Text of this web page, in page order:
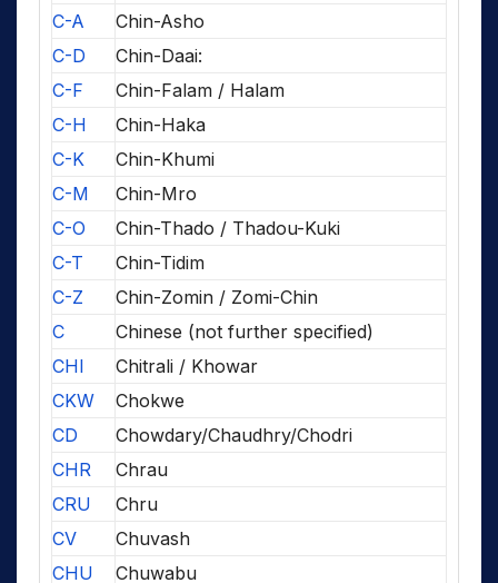
C-A
Chin-Asho
C-D
Chin-Daai:
C-F
Chin-Falam / Halam
C-H
Chin-Haka
C-K
Chin-Khumi
C-M
Chin-Mro
C-O
Chin-Thado / Thadou-Kuki
C-T
Chin-Tidim
C-Z
Chin-Zomin / Zomi-Chin
C
Chinese (not further specified)
CHI
Chitrali / Khowar
CKW
Chokwe
CD
Chowdary/Chaudhry/Chodri
CHR
Chrau
CRU
Chru
CV
Chuvash
CHU
Chuwabu